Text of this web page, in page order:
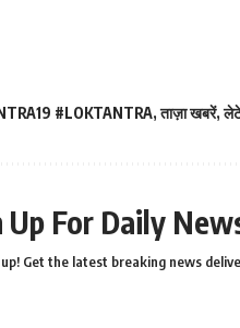
#LOKTANTRA,ताज़ा खबरें,
Up For Daily
Get the latest breaking news